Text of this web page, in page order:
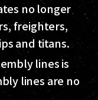
no longer
freighters,
and titans.
lines is
lines are no